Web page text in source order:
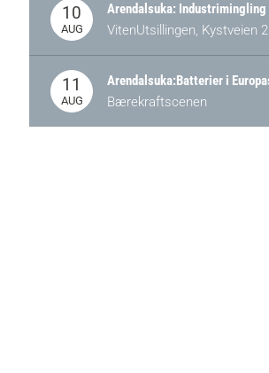
10
AUG
Arendalsuka: Industrimingling
VitenUtsillingen, Kystveien 2
11
AUG
Bærekraftscenen